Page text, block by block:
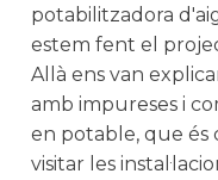
potabilitzadora
estem fent el
Allà ens van
amb impureses i
en potable, que és
visitar les